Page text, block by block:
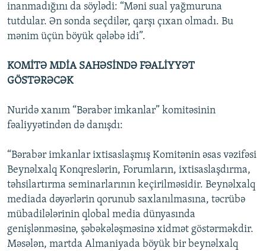
inanmadığını da söylədi: “Məni sual yağmuruna
tutdular. Ən sonda seçdilər, qarşı çıxan olmadı. Bu
mənim üçün böyük qələbə idi”.
KOMİTƏ MDİA SAHƏSİNDƏ FƏALİYYƏT
GÖSTƏRƏCƏK
Nuridə xanım “Bərabər imkanlar” komitəsinin
fəaliyyətindən də danışdı:
“Bərabər imkanlar ixtisaslaşmış Komitənin əsas vəzifəsi
Beynəlxalq Konqreslərin, Forumların, ixtisaslaşdırma,
təhsilartırma seminarlarının keçirilməsidir. Beynəlxalq
mediada dəyərlərin qorunub saxlanılmasına, təcrübə
mübadilələrinin qlobal media dünyasında
genişlənməsinə, şəbəkələşməsinə xidmət göstərməkdir.
Məsələn, martda Almaniyada böyük bir beynəlxalq